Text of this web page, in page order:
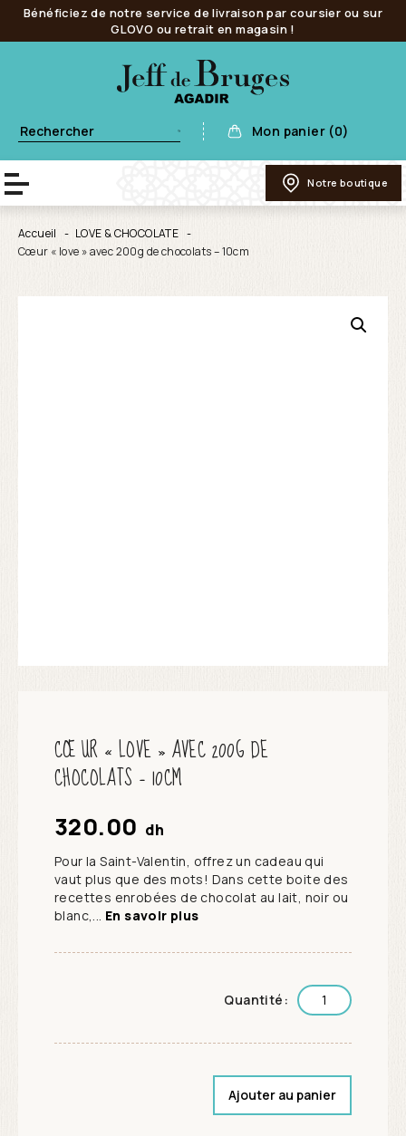
Bénéficiez de notre service de livraison par coursier ou sur
GLOVO ou retrait en magasin !
Mon panier (0)
Notre boutique
Accueil
LOVE & CHOCOLATE
Cœur « love » avec 200g de chocolats – 10cm
CŒUR « LOVE » AVEC 200G DE
CHOCOLATS – 10CM
320.00 dh
Pour la Saint-Valentin, offrez un cadeau qui
vaut plus que des mots! Dans cette boite des
recettes enrobées de chocolat au lait, noir ou
blanc,... En savoir plus
Quantité:
Ajouter au panier